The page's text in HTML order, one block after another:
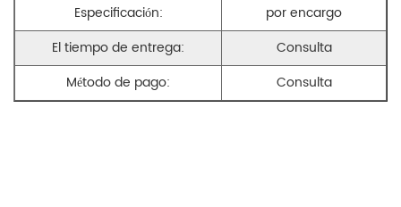
Especificación:
por encargo
El tiempo de entrega:
Consulta
Método de pago:
Consulta